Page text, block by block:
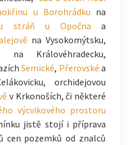
u Borohrádku na
stráň u Opočna a
na Vysokomýtsku,
na Královéhradecku,
Semické, Přerovské a
orchidejovou
v Krkonoších, či některé
výcvikového prostoru
jistě stojí i příprava
cen pozemků od znalců